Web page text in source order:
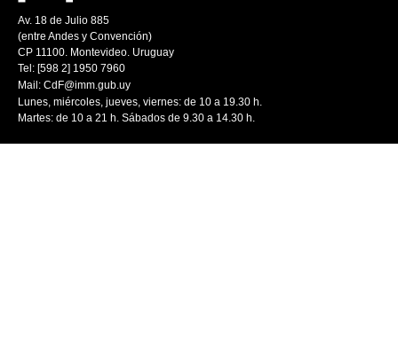
Av. 18 de Julio 885
(entre Andes y Convención)
CP 11100. Montevideo. Uruguay
Tel: [598 2] 1950 7960
Mail: CdF@imm.gub.uy
Lunes, miércoles, jueves, viernes: de 10 a 19.30 h.
Martes: de 10 a 21 h. Sábados de 9.30 a 14.30 h.